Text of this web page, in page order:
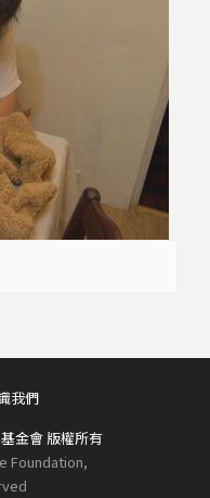
金會 版權所有
Foundation,
我們